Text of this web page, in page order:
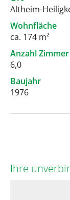
Altheim-
Wohnfläche
ca. 174 m²
Anzahl Zimmer
6,0
Baujahr
1976
Ihre